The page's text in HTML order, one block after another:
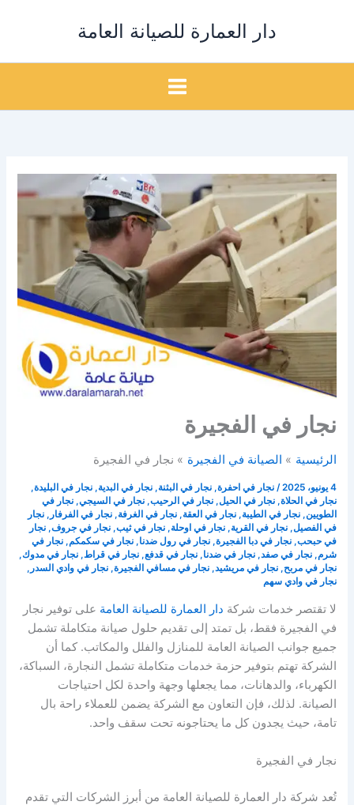
دار العمارة للصيانة العامة
نجار في الفجيرة
الرئيسية الصيانة في الفجيرة نجار في الفجيرة
4 يونيو، 2025 /نجار في احفرة,نجار في البثنة,نجار في البدية,نجار في البليدة,
نجار في الحلاة,نجار في الحيل,نجار في الرحيب,نجار في السيجي,نجار في
الطويين,نجار في الطيبة,نجار في العقة,نجار في الغرفة,نجار في الفرفار ,نجار
في الفصيل,نجار في القرية,نجار في اوحلة,نجار في ثيب,نجار في جروف,نجار
في حبحب,نجار في دبا الفجيرة,نجار في رول ضدنا,نجار في سكمكم,نجار في
شرم,نجار في صفد,نجار في ضدنا,نجار في قدفع,نجار في قراط,نجار في مدوك,
نجار في مربح,نجار في مريشيد,نجار في مسافي الفجيرة,نجار في وادي السدر ,
نجار في وادي سهم
لا تقتصر خدمات شركة دار العمارة للصيانة العامة على توفير نجار
في الفجيرة فقط، بل تمتد إلى تقديم حلول صيانة متكاملة تشمل
جميع جوانب الصيانة العامة للمنازل والفلل والمكاتب. كما أن
الشركة تهتم بتوفير حزمة خدمات متكاملة تشمل النجارة، السباكة،
الكهرباء، والدهانات، مما يجعلها وجهة واحدة لكل احتياجات
الصيانة. لذلك، فإن التعاون مع الشركة يضمن للعملاء راحة بال
تامة، حيث يجدون كل ما يحتاجونه تحت سقف واحد.
نجار في الفجيرة
تُعد شركة دار العمارة للصيانة العامة من أبرز الشركات التي تقدم